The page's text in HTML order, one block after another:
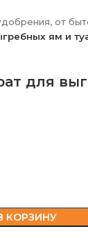
от
ям и
для
КОРЗИНУ